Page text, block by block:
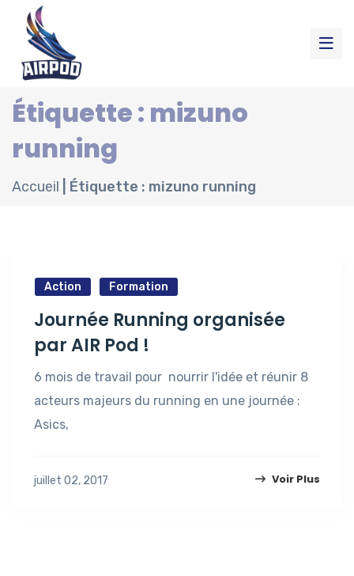
Étiquette : mizuno
running
Accueil Étiquette : mizuno running
Action Formation
Journée Running organisée
par AIR Pod !
6 mois de travail pour nourrir l'idée et réunir 8
acteurs majeurs du running en une journée :
Asics,
juillet 02, 2017 Voir Plus